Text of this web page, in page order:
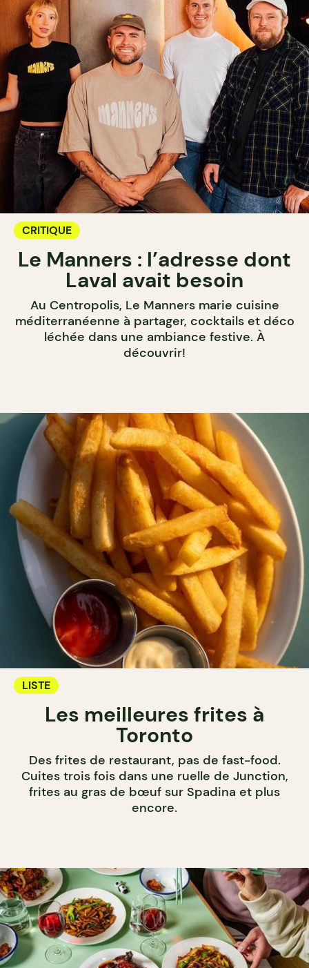
CRITIQUE
Le Manners : l’adresse dont
Laval avait besoin
Au Centropolis, Le Manners marie cuisine
méditerranéenne à partager, cocktails et déco
léchée dans une ambiance festive. À
découvrir!
LISTE
Les meilleures frites à
Toronto
Des frites de restaurant, pas de fast-food.
Cuites trois fois dans une ruelle de Junction,
frites au gras de bœuf sur Spadina et plus
encore.